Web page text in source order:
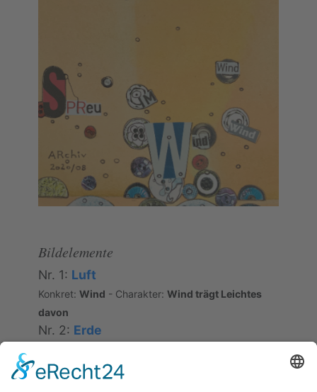
Bildelemente
Nr. 1: Luft
Konkret: Wind - Charakter: Wind trägt Leichtes
davon
Nr. 2: Erde